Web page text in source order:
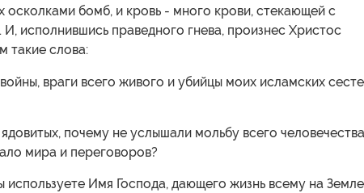
осколками бомб, и кровь - много крови, стекающей с
исполнившись праведного гнева, произнес Христос
такие слова:
враги всего живого и убийцы моих исламских
почему не услышали мольбу всего
мира и переговоров?
используете Имя Господа, дающего жизнь всему на